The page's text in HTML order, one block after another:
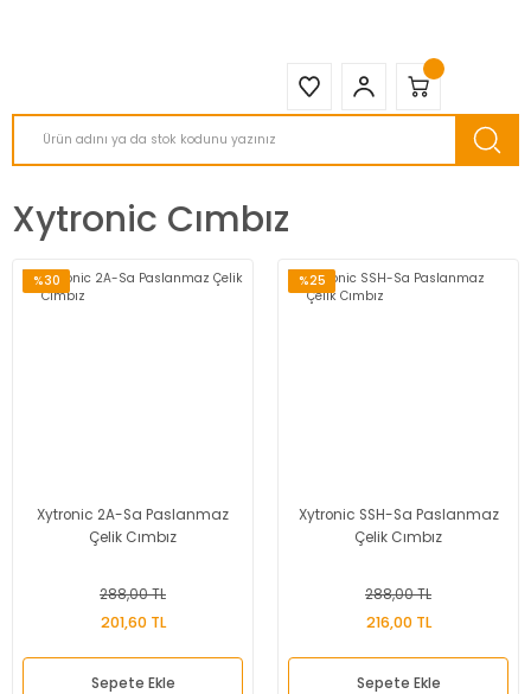
Xytronic Cımbız
%30
Xytronic 2A-Sa Paslanmaz
Çelik Cımbız
288,00 TL
201,60 TL
Sepete Ekle
%25
Xytronic SSH-Sa Paslanmaz
Çelik Cımbız
288,00 TL
216,00 TL
Sepete Ekle